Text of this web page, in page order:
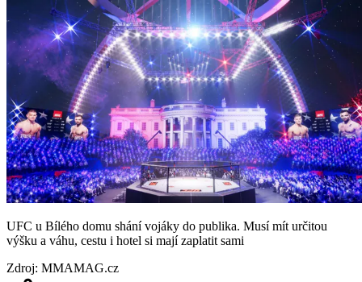
UFC u Bílého domu shání vojáky do publika. Musí mít určitou
výšku a váhu, cestu i hotel si mají zaplatit sami
Zdroj: MMAMAG.cz